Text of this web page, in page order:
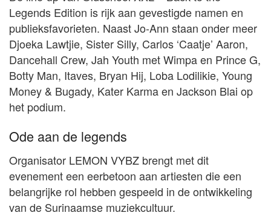
Legends Edition is rijk aan gevestigde namen en
publieksfavorieten. Naast Jo-Ann staan onder meer
Djoeka Lawtjie, Sister Silly, Carlos ‘Caatje’ Aaron,
Dancehall Crew, Jah Youth met Wimpa en Prince G,
Botty Man, Itaves, Bryan Hij, Loba Lodilikie, Young
Money & Bugady, Kater Karma en Jackson Blai op
het podium.
Ode aan de legends
Organisator LEMON VYBZ brengt met dit
evenement een eerbetoon aan artiesten die een
belangrijke rol hebben gespeeld in de ontwikkeling
van de Surinaamse muziekcultuur.